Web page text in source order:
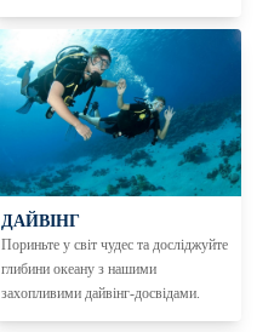
ДАЙВІНГ
Пориньте у світ чудес та досліджуйте
глибини океану з нашими
захопливими дайвінг-досвідами.